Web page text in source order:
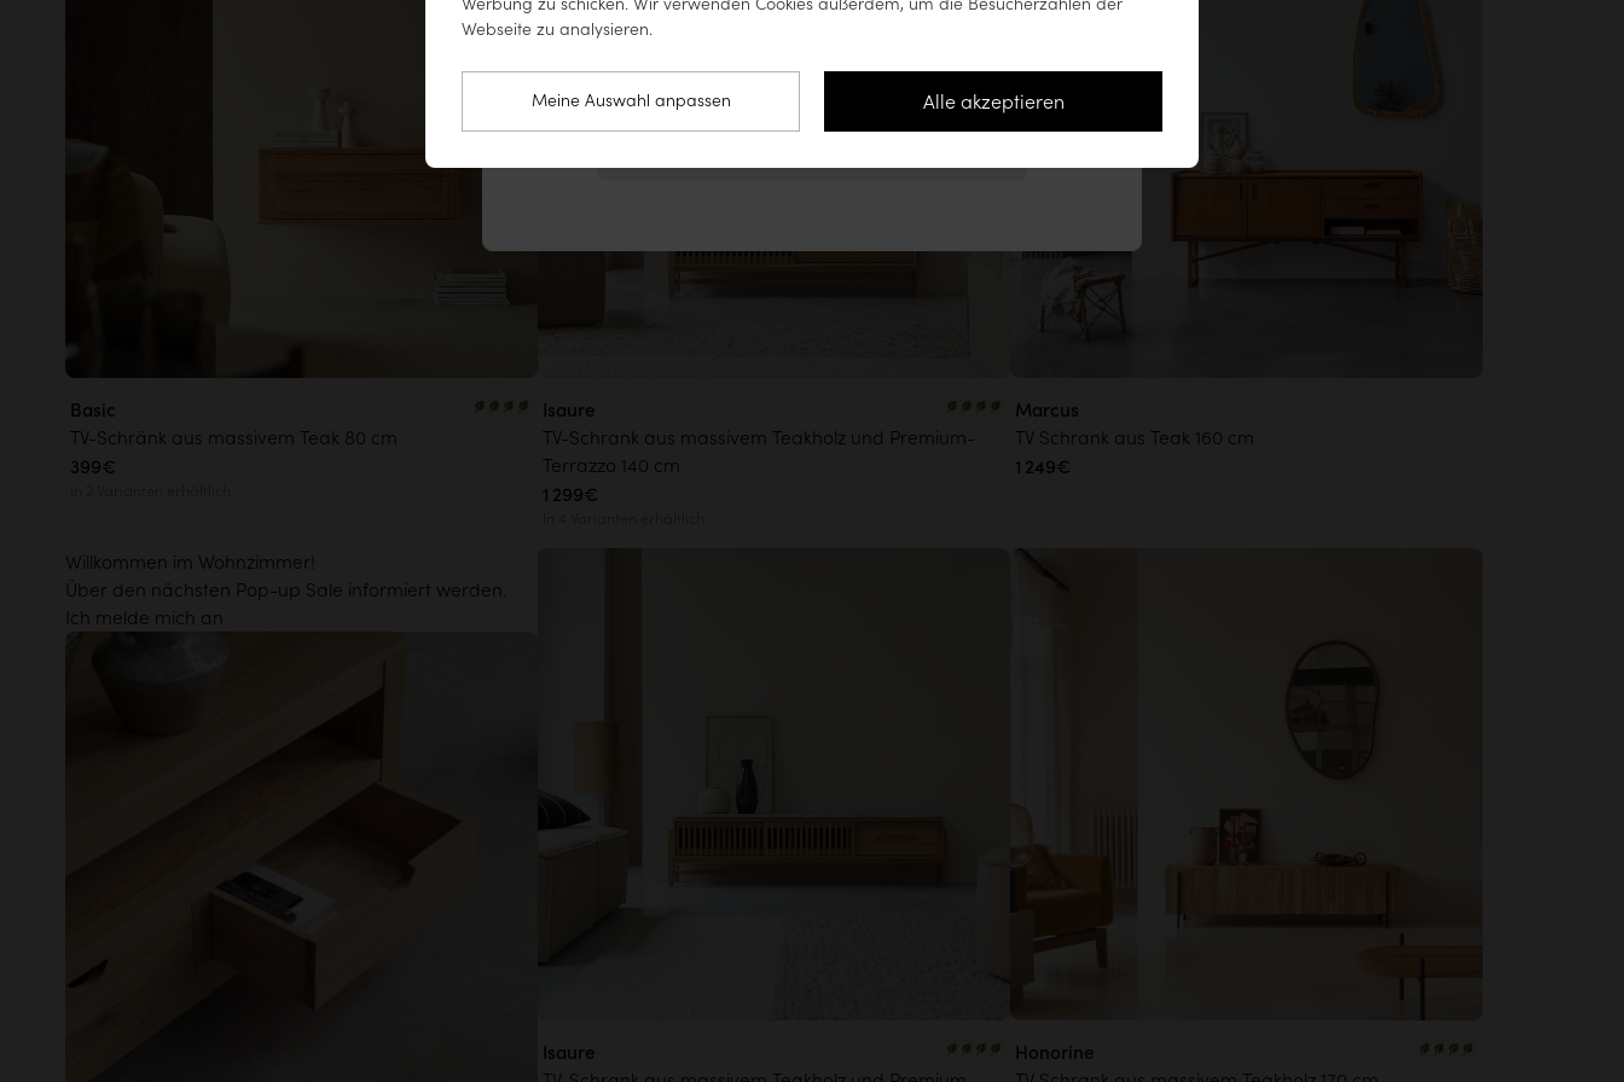
Basic
TV-Schränk aus massivem Teak 80 cm
399€
Isaure
TV-Schrank aus massivem Teakholz und Premium-
Terrazzo 140 cm
1 299€
Marcus
TV Schrank aus Teak 160 cm
1 249€
Willkommen im Wohnzimmer!
Über den nächsten Pop-up Sale informiert werden.
Ich melde mich an
Isaure Honorine
zugreifen (www.tikamoon.co)
Webseite zu analysieren.
Meine Auswahl anpassen Alle akzeptieren